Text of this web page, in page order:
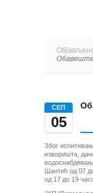
СЕП
05
Због
изворишта,
Шантић од 07
од 17 до 19